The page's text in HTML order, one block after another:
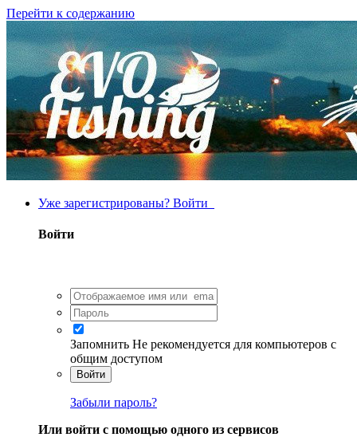
Перейти к содержанию
Уже зарегистрированы? Войти
Войти
Запомнить Не рекомендуется для компьютеров с
общим доступом
Войти
Забыли пароль?
Или войти с помощью одного из сервисов